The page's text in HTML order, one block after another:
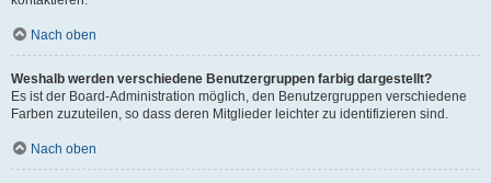
Nach oben
Weshalb werden verschiedene Benutzergruppen farbig dargestellt?
Es ist der Board-Administration möglich, den Benutzergruppen verschiedene
Farben zuzuteilen, so dass deren Mitglieder leichter zu identifizieren sind.
Nach oben